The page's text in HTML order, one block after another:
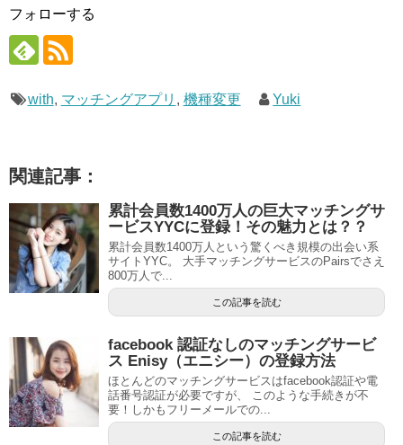
フォローする
with, マッチングアプリ , 機種変更 Yuki
関連記事：
累計会員数1400万人の巨大マッチングサ
ービスYYCに登録！その魅力とは？？
累計会員数1400万人という驚くべき規模の出会い系
サイトYYC。 大手マッチングサービスのPairsでさえ
800万人で...
この記事を読む
facebook 認証なしのマッチングサービ
ス Enisy（エニシー）の登録方法
ほとんどのマッチングサービスはfacebook認証や電
話番号認証が必要ですが、 このような手続きが不
要！しかもフリーメールでの...
この記事を読む